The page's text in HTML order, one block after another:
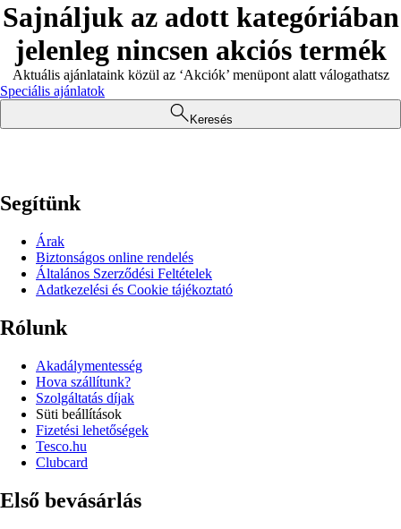
Sajnáljuk az adott kategóriában
jelenleg nincsen akciós termék
Aktuális ajánlataink közül az ‘Akciók’ menüpont alatt válogathatsz
Speciális ajánlatok
Keresés
Segítünk
Árak
Biztonságos online rendelés
Általános Szerződési Feltételek
Adatkezelési és Cookie tájékoztató
Rólunk
Akadálymentesség
Hova szállítunk?
Szolgáltatás díjak
Süti beállítások
Fizetési lehetőségek
Tesco.hu
Clubcard
Első bevásárlás